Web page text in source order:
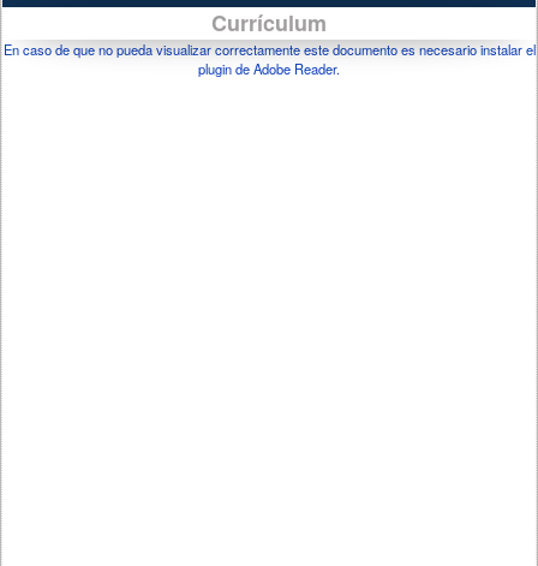
Currículum
En caso de que no pueda visualizar correctamente este documento es necesario instalar el
plugin de Adobe Reader.